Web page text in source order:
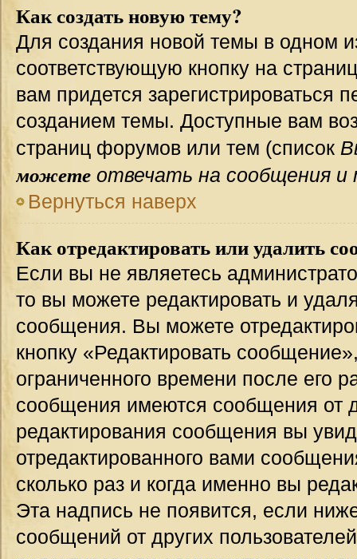
Как создать новую тему?
Для создания новой темы в одном
соответствующую кнопку на
вам придется зарегистрироваться
созданием темы. Доступные вам
страниц форумов или тем (список
можете отвечать на сообщения и
Вернуться наверх
Как отредактировать или удалить
Если вы не являетесь
то вы можете редактировать и
сообщения. Вы можете
кнопку «Редактировать
ограниченного времени после его
сообщения имеются сообщения от
редактирования сообщения вы
отредактированного вами
сколько раз и когда именно вы
Эта надпись не появится, если
сообщений от других